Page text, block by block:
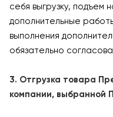
себя выгрузку, подъем
дополнительные
выполнения
обязательно
3. Отгрузка товара
компании, выбранной